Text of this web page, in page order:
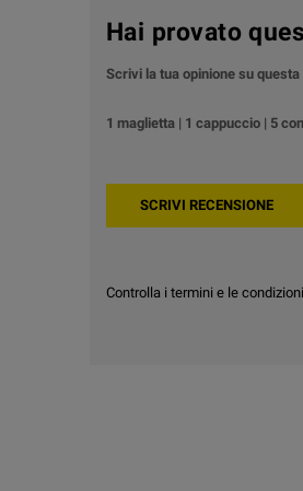
Hai provato
Scrivi la tua opinione su
1 maglietta | 1 cappuccio | 5
Controlla i termini e le